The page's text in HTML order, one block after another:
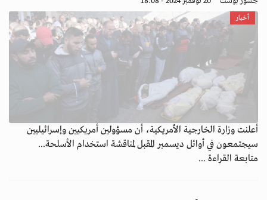
أخبار
أعلنت وزارة الخارجية الأمريكية، أن مسؤولين أمريكيين وإسرائيليين
سيجتمعون في أوائل ديسمبر المقبل لمناقشة استخدام الأسلحة...
متابعة القراءة ...